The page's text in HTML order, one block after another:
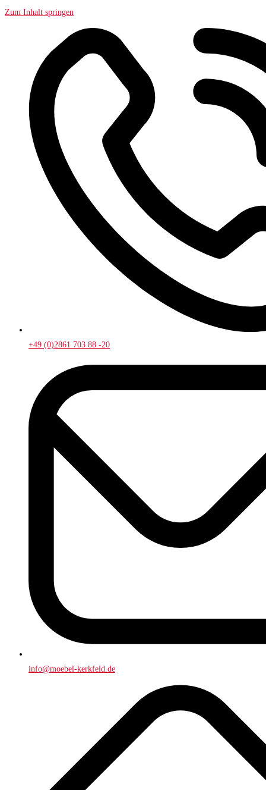
Zum Inhalt springen
+49 (0)2861 703 88 -20
info@moebel-kerkfeld.de